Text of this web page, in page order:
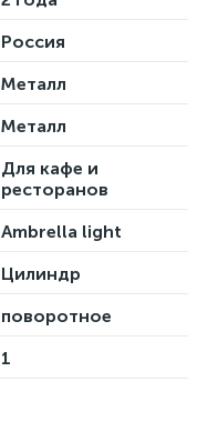
Россия
Металл
Металл
Для кафе и
ресторанов
Ambrella light
Цилиндр
поворотное
1